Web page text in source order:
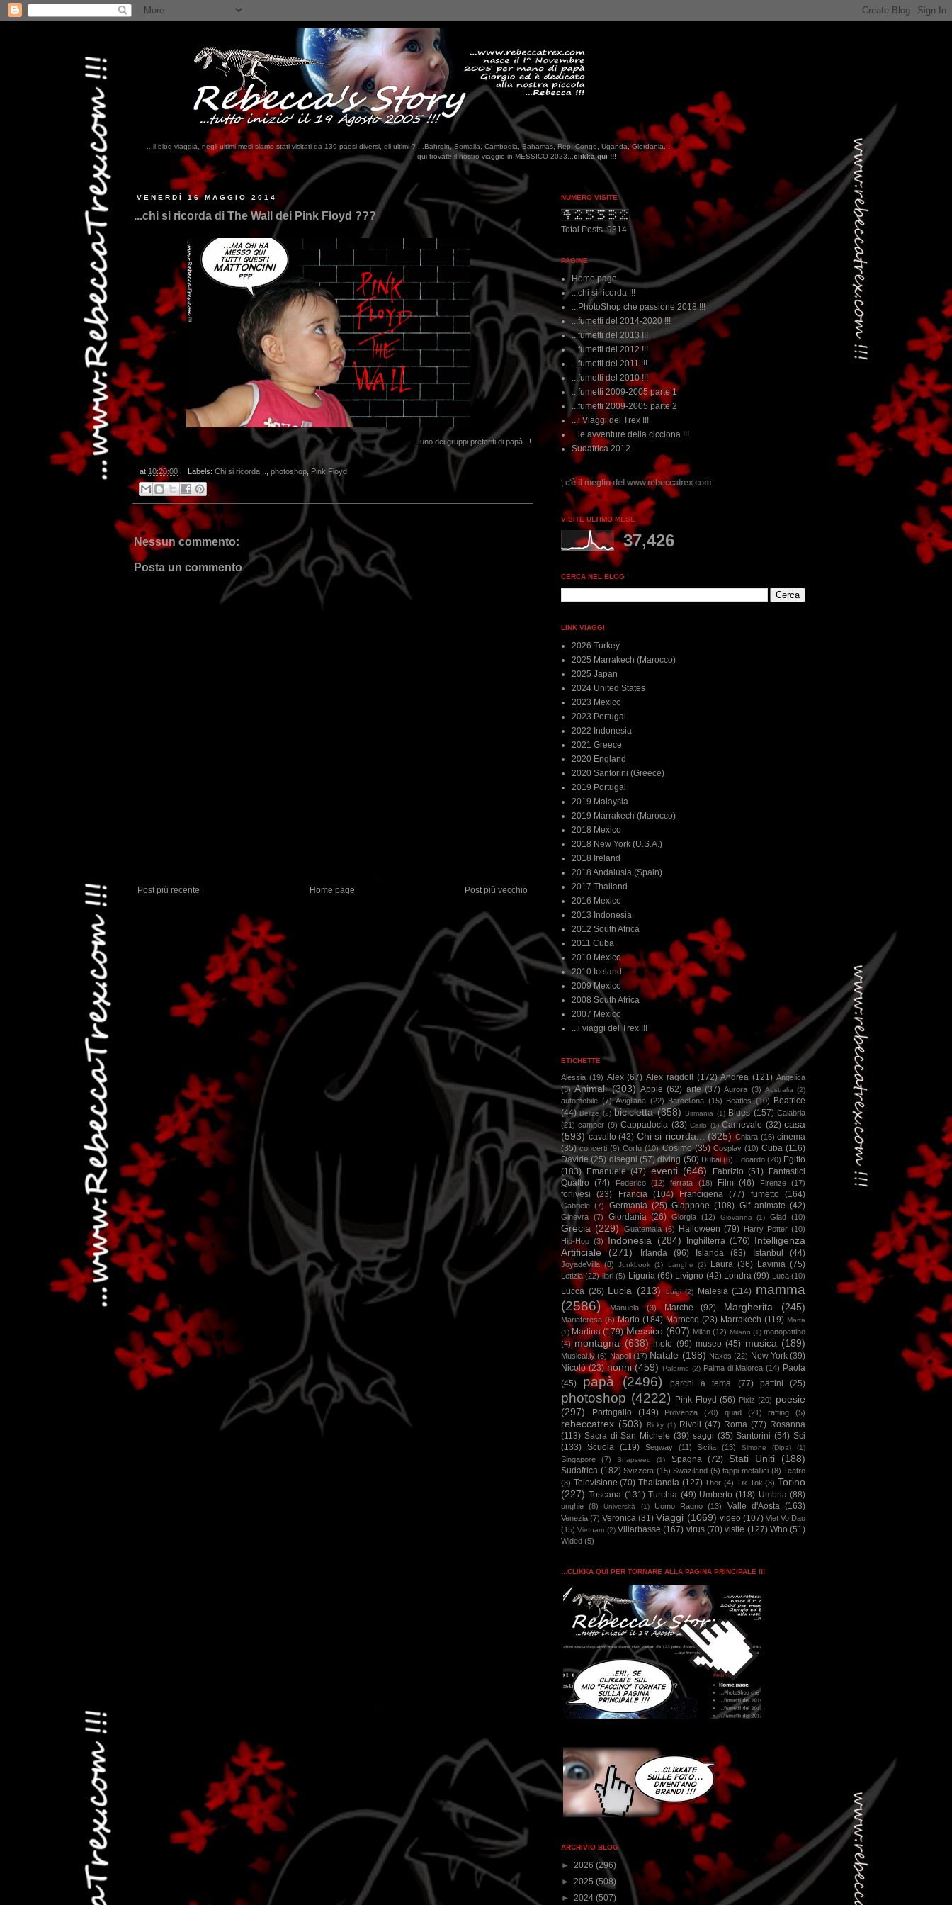
...il blog viaggia, negli ultimi mesi siamo stati visitati da 139 paesi diversi, gli ultimi ? ...Bahrein, Somalia, Cambogia, Bahamas, Rep. Congo, Uganda, Giordania...
...qui trovate il nostro viaggio in MESSICO 2023...clikka qui !!!
VENERDÌ 16 MAGGIO 2014
...chi si ricorda di The Wall dei Pink Floyd ???
...uno dei gruppi preferiti di papà !!!
at 10:20:00 Labels: Chi si ricorda... photoshop, Pink Floyd
Nessun commento:
Posta un commento
Post più recente Post più vecchio
Home page
NUMERO VISITE
Total Posts :9314
PAGINE
Home page
...chi si ricorda !!!
...PhotoShop che passione 2018 !!!
...fumetti del 2014-2020 !!!
...fumetti del 2013 !!!
...fumetti del 2012 !!!
...fumetti del 2011 !!!
...fumetti del 2010 !!!
...fumetti 2009-2005 parte 1
...fumetti 2009-2005 parte 2
...i Viaggi del Trex !!!
...le avventure della cicciona !!!
Sudafrica 2012
...dai non perdere tempo, clikka "qui", c'è il meglio del www.rebeccatrex.com
VISITE ULTIMO MESE
37,426
CERCA NEL BLOG
LINK VIAGGI
2026 Turkey
2025 Marrakech (Marocco)
2025 Japan
2024 United States
2023 Mexico
2023 Portugal
2022 Indonesia
2021 Greece
2020 England
2020 Santorini (Greece)
2019 Portugal
2019 Malaysia
2019 Marrakech (Marocco)
2018 Mexico
2018 New York (U.S.A.)
2018 Ireland
2018 Andalusia (Spain)
2017 Thailand
2016 Mexico
2013 Indonesia
2012 South Africa
2011 Cuba
2010 Mexico
2010 Iceland
2009 Mexico
2008 South Africa
2007 Mexico
...i viaggi del Trex !!!
ETICHETTE
Alessia (19) Alex (67) Alex ragdoll (172) Andrea (121) Angelica
(3) Animali (303) Apple (62) arte (37) Aurora (3) Australia (2)
automobile (7) Avigliana (22) Barcellona (15) Beatles (10)
Beatrice
(44) Belize (2) bicicletta (358) Birmania (1) Blues (157) Calabria
(21) camper (9) Cappadocia (33) Carlo (1) Carnevale (32) casa
(593) cavallo (43) Chi si ricorda... (325) Chiara (16) cinema
(35) concerti (9) Corfù (10) Cosimo (35) Cosplay (10) Cuba (116)
Davide (25) disegni (57) diving (50) Dubai (6) Edoardo (20) Egitto
(183)
Emanuele (47) eventi (646) Fabrizio (51)
Fantastici
Quattro (74) Federico (12) ferrata (18) Film (46) Firenze (17)
forlivesi (23) Francia (104) Francigena (77) fumetto (164)
Gabriele (7) Germania (25) Giappone (108) Gif animate (42)
Ginevra (7) Giordania (26) Giorgia (12) Giovanna (1) Glad (10)
Grecia (229) Guatemala (6) Halloween (79) Harry Potter (10)
Hip-Hop (3) Indonesia (284) Inghilterra (176) Intelligenza
Artificiale
(271) Irlanda (96) Islanda (83) Istanbul (44)
JoyadeVilla (8) Junkbook (1) Langhe (2) Laura (36) Lavinia (75)
Letizia (22) libri (5) Liguria (69) Livigno (42) Londra (99) Luca (10)
Lucca (26) Lucia (213) Luigi (2) Malesia (114) mamma
(2586)
Manuela (3) Marche (92) Margherita (245)
Mariateresa (6) Mario (184) Marocco (23) Marrakech (119) Marta
(1) Martina (179) Messico (607) Milan (12) Milano (1) monopattino
(4) montagna (638) moto (99) museo (45) musica (189)
Musical.ly (6) Napoli (17) Natale (198) Naxos (22) New York (39)
Nicolò (23) nonni (459) Palermo (2) Palma di Maiorca (14) Paola
(45)
papà (2496) parchi a tema (77) pattini (25)
photoshop (4222) Pink Floyd (56) Pixiz (20) poesie
(297)
Portogallo (149) Provenza (20) quad (21) rafting (5)
rebeccatrex (503) Ricky (1) Rivoli (47) Roma (77) Rosanna
(113) Sacra di San Michele (39) saggi (35) Santorini (54) Sci
(133) Scuola (119) Segway (11) Sicilia (13) Simone (Dipa) (1)
Singapore (7) Snapseed (1) Spagna (72) Stati Uniti (188)
Sudafrica (182) Svizzera (15) Swaziland (5) tappi metallici (8) Teatro
(3) Televisione (70) Thailandia (127) Thor (4) Tik-Tok (3) Torino
(227) Toscana (131) Turchia (49) Umberto (118) Umbria (88)
unghie (8) Università (1) Uomo Ragno (13) Valle d'Aosta (163)
Venezia (7) Veronica (31) Viaggi (1069) video (107) Viet Vo Dao
(15) Vietnam (2) Villarbasse (167) virus (70) visite (127) Who (51)
Wided (5)
...CLIKKA QUI PER TORNARE ALLA PAGINA PRINCIPALE !!!
ARCHIVIO BLOG
► 2026 (296)
► 2025 (508)
► 2024 (507)